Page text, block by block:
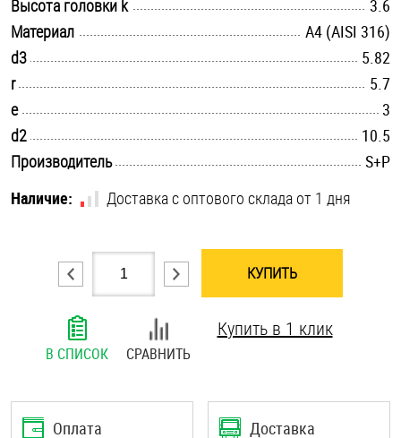
Шайбы
Шпильки
Штифты и пальцы
Высота головки k
3.6
Материал
A4 (AISI 316)
d3
5.82
r
5.7
e
3
d2
10.5
Производитель
S+P
Наличие:
Доставка с оптового склада от 1 дня
КУПИТЬ
В СПИСОК СРАВНИТЬ
Купить в 1 клик
Оплата Доставка